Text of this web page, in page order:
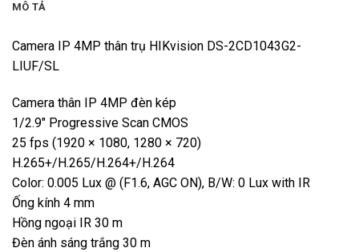
MÔ TẢ
Camera IP 4MP thân trụ HIKvision DS-2CD1043G2-
LIUF/SL
Camera thân IP 4MP đèn kép
1/2.9″ Progressive Scan CMOS
25 fps (1920 × 1080, 1280 × 720)
H.265+/H.265/H.264+/H.264
Color: 0.005 Lux @ (F1.6, AGC ON), B/W: 0 Lux with IR
Ống kính 4 mm
Hồng ngoại IR 30 m
Đèn ánh sáng trắng 30 m